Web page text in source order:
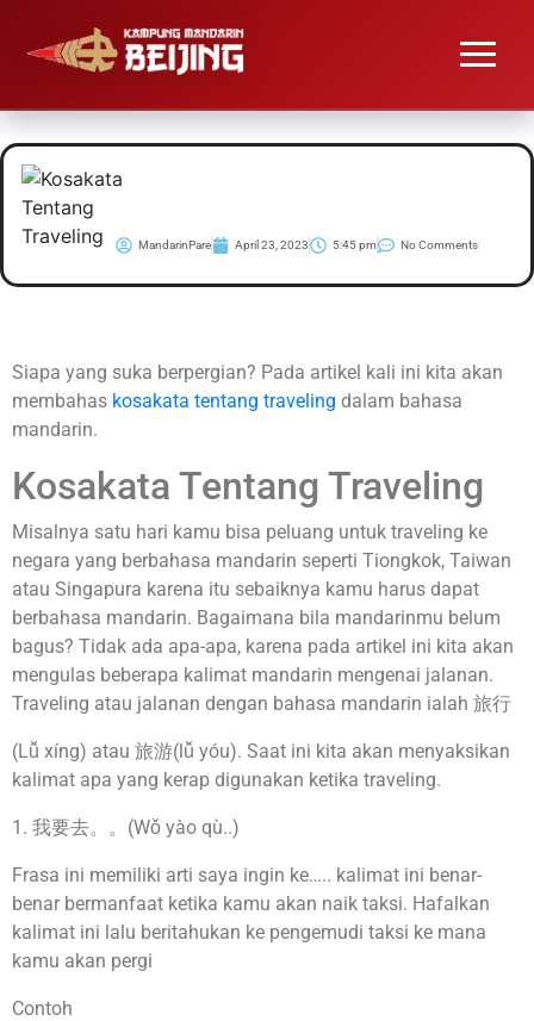
#Belajar Kosakata
Tentang Traveling
MandarinPare April 23, 2023 5:45 pm No Comments
Siapa yang suka berpergian? Pada artikel kali ini kita akan
membahas kosakata tentang traveling dalam bahasa
mandarin.
Kosakata Tentang Traveling
Misalnya satu hari kamu bisa peluang untuk traveling ke
negara yang berbahasa mandarin seperti Tiongkok, Taiwan
atau Singapura karena itu sebaiknya kamu harus dapat
berbahasa mandarin. Bagaimana bila mandarinmu belum
bagus? Tidak ada apa-apa, karena pada artikel ini kita akan
mengulas beberapa kalimat mandarin mengenai jalanan.
Traveling atau jalanan dengan bahasa mandarin ialah 旅行
(Lǚ xíng) atau 旅游(lǚ yóu). Saat ini kita akan menyaksikan
kalimat apa yang kerap digunakan ketika traveling.
1. 我要去。。(Wǒ yào qù..)
Frasa ini memiliki arti saya ingin ke….. kalimat ini benar-
benar bermanfaat ketika kamu akan naik taksi. Hafalkan
kalimat ini lalu beritahukan ke pengemudi taksi ke mana
kamu akan pergi
Contoh